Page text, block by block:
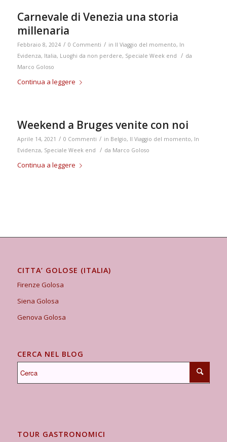
Carnevale di Venezia una storia
millenaria
Febbraio 8, 2024 / 0 Commenti / in Il Viaggio del momento, In
Evidenza, Italia, Luoghi da non perdere, Speciale Week end / da
Marco Goloso
Continua a leggere
Weekend a Bruges venite con noi
Aprile 14, 2021 / 0 Commenti / in Belgio, Il Viaggio del momento, In
Evidenza, Speciale Week end / da Marco Goloso
Continua a leggere
CITTA’ GOLOSE (ITALIA)
Firenze Golosa
Siena Golosa
Genova Golosa
CERCA NEL BLOG
TOUR GASTRONOMICI